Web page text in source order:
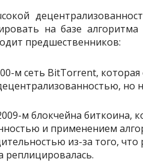
на базе
предшественников:
м сеть BitTorrent,
но
м блокчейна биткоина,
и применением
из-за того, что
реплицировалась.